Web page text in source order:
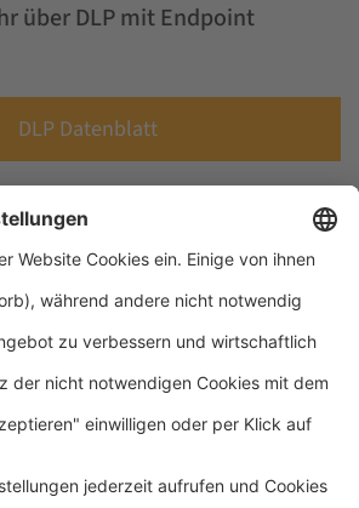
über DLP mit Endpoint
DLP Datenblatt
weitere Informationen über
oder ein unverbindliches Angebot